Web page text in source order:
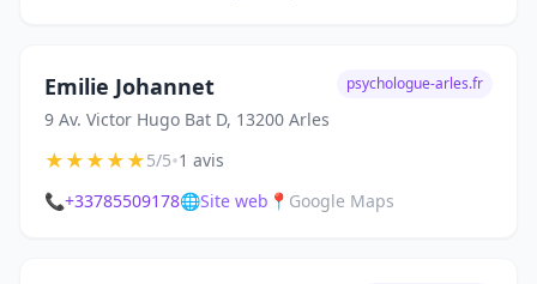
Emilie Johannet
9 Av. Victor Hugo Bat D, 13200 Arles
psychologue-arles.fr
★★★★★5/5•1 avis
📞+33785509178🌐Site web 📍 Google Maps